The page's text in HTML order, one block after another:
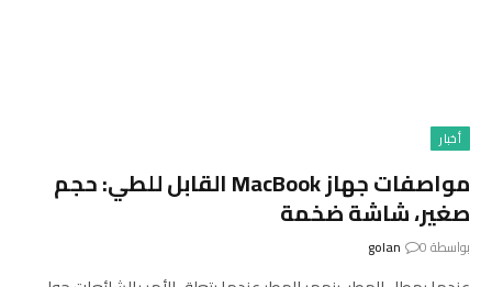
أخبار
مواصفات جهاز MacBook القابل للطي: حجم
صغير، شاشة ضخمة
بواسطة golan 0